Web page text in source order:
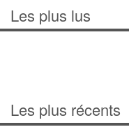
Les plus lus
Les plus récents